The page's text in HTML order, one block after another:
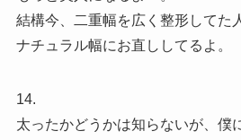
結構今、二重幅を広く整形してた
ナチュラル幅にお直ししてるよ。
14.
太ったかどうかは知らないが、僕